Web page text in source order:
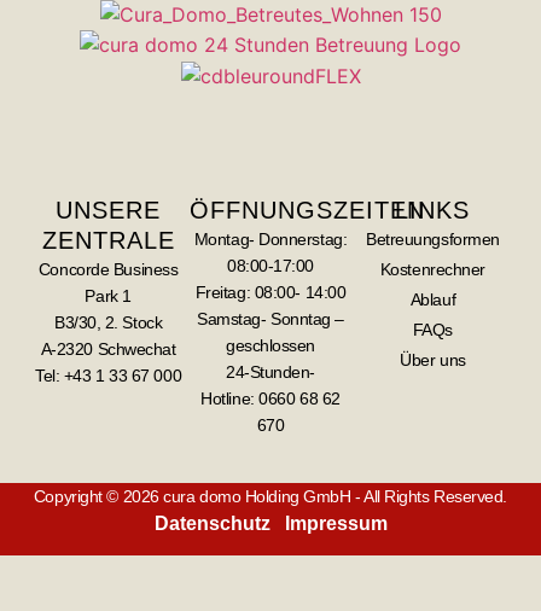
UNSERE
ZENTRALE
Concorde Business
Park 1
B3/30, 2. Stock
A-2320 Schwechat
Tel: +43 1 33 67 000
ÖFFNUNGSZEITEN
Montag- Donnerstag:
08:00-17:00
Freitag: 08:00- 14:00
Samstag- Sonntag –
geschlossen
24-Stunden-
Hotline: 0660 68 62
670
LINKS
Betreuungsformen
Kostenrechner
Ablauf
FAQs
Über uns
Copyright © 2026 cura domo Holding GmbH - All Rights Reserved.
Datenschutz Impressum